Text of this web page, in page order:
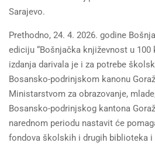
Sarajevo.
Prethodno, 24. 4. 2026. godine
ediciju “Bošnjačka književnost u 100
izdanja darivala je i za potrebe
Bosansko-podrinjskom kanonu
Ministarstvom za obrazovanje,
Bosansko-podrinjskog kantona
narednom periodu nastavit će
fondova školskih i drugih biblioteka